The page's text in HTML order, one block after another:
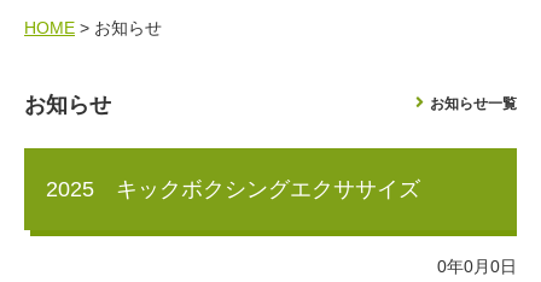
HOME > お知らせ
お知らせ お知らせ一覧
2025 キックボクシングエクササイズ
0年0月0日